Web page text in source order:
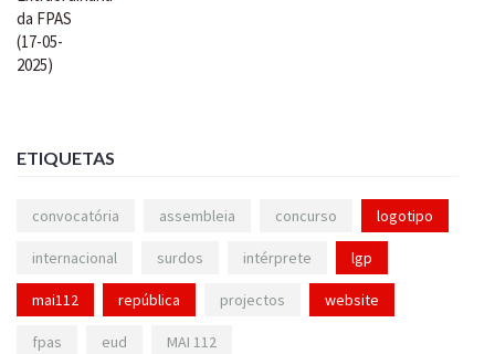
ETIQUETAS
convocatória assembleia concurso logotipo
internacional surdos intérprete lgp
mai112 república projectos website
fpas eud MAI 112